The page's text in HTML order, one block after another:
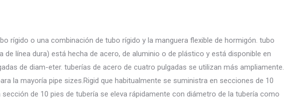
rígido o una combinación de tubo rígido y la manguera flexible de hormigón. tubo
de línea dura) está hecha de acero, de aluminio o de plástico y está disponible en
de diam-eter. tuberías de acero de cuatro pulgadas se utilizan más ampliamente.
la mayoría pipe sizes.Rigid que habitualmente se suministra en secciones de 10
de 10 pies de tubería se eleva rápidamente con diámetro de la tubería como